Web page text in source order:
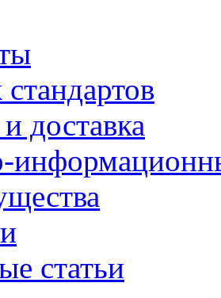
доставка
статьи